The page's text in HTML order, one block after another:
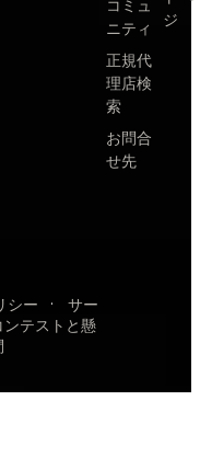
コミュ
ニティ
正規代
理店検
索
お問合
せ先
ジ
シー ·
サー
ンテストと懸